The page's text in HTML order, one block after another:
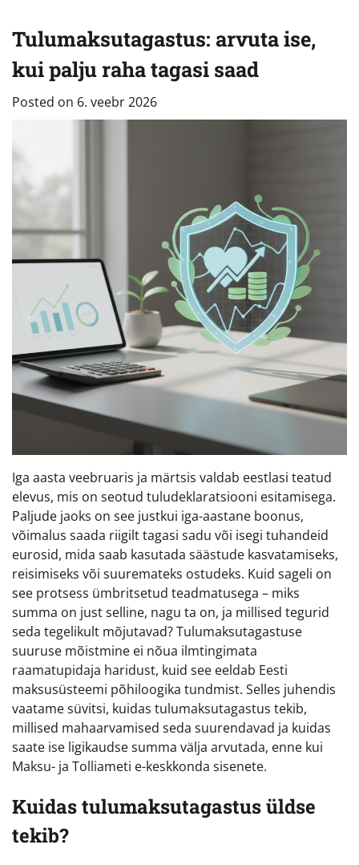
Tulumaksutagastus: arvuta ise,
kui palju raha tagasi saad
Posted on 6. veebr 2026
Iga aasta veebruaris ja märtsis valdab eestlasi teatud
elevus, mis on seotud tuludeklaratsiooni esitamisega.
Paljude jaoks on see justkui iga-aastane boonus,
võimalus saada riigilt tagasi sadu või isegi tuhandeid
eurosid, mida saab kasutada säästude kasvatamiseks,
reisimiseks või suuremateks ostudeks. Kuid sageli on
see protsess ümbritsetud teadmatusega – miks
summa on just selline, nagu ta on, ja millised tegurid
seda tegelikult mõjutavad? Tulumaksutagastuse
suuruse mõistmine ei nõua ilmtingimata
raamatupidaja haridust, kuid see eeldab Eesti
maksusüsteemi põhiloogika tundmist. Selles juhendis
vaatame süvitsi, kuidas tulumaksutagastus tekib,
millised mahaarvamised seda suurendavad ja kuidas
saate ise ligikaudse summa välja arvutada, enne kui
Maksu- ja Tolliameti e-keskkonda sisenete.
Kuidas tulumaksutagastus üldse
tekib?